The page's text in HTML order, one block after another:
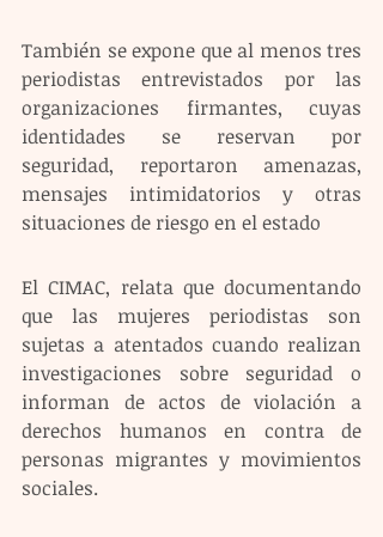
También se expone que al menos tres
periodistas entrevistados por las
organizaciones firmantes, cuyas
identidades se reservan por
seguridad, reportaron amenazas,
mensajes intimidatorios y otras
situaciones de riesgo en el estado
El CIMAC, relata que documentando
que las mujeres periodistas son
sujetas a atentados cuando realizan
investigaciones sobre seguridad o
informan de actos de violación a
derechos humanos en contra de
personas migrantes y movimientos
sociales.